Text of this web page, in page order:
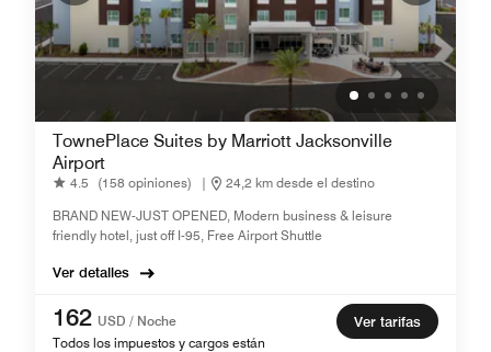
TownePlace Suites by Marriott Jacksonville
Airport
4.5 (158 opiniones) |
24,2 km desde el destino
BRAND NEW-JUST OPENED, Modern business & leisure
friendly hotel, just off I-95, Free Airport Shuttle
Ver detalles
162 USD / Noche
Todos los impuestos y cargos están
Ver tarifas